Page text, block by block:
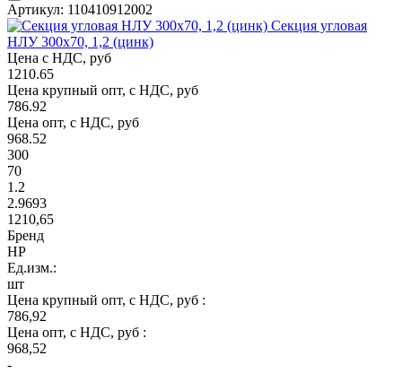
Артикул: 110410912002
Секция угловая
НЛУ 300х70, 1,2 (цинк)
Цена с НДС, руб
1210.65
Цена крупный опт, с НДС, руб
786.92
Цена опт, с НДС, руб
968.52
300
70
1.2
2.9693
1210,65
Бренд
НР
Ед.изм.:
шт
Цена крупный опт, с НДС, руб :
786,92
Цена опт, с НДС, руб :
968,52
-